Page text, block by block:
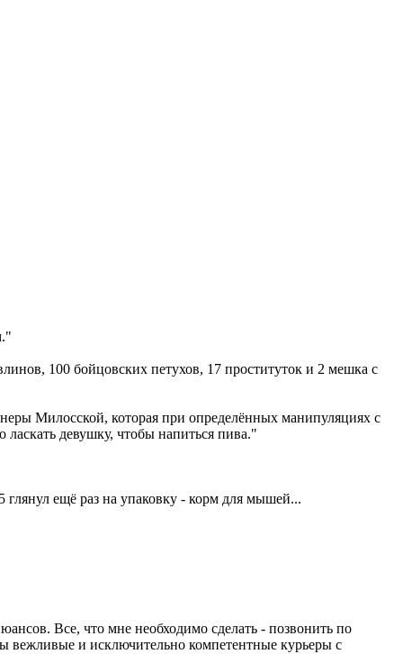
100 бойцовских петухов, 17 проституток и 2 мешка с
Милосской, которая при определённых манипуляциях с
ласкать девушку, чтобы напиться пива."
ещё раз на упаковку - корм для мышей...
Все, что мне необходимо сделать - позвонить по
вежливые и исключительно компетентные курьеры с